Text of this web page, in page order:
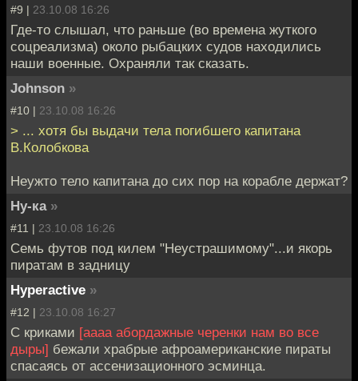
#9 | 23.10.08 16:26
Где-то слышал, что раньше (во времена жуткого
соцреализма) около рыбацких судов находились
наши военные. Охраняли так сказать.
Johnson »
#10 | 23.10.08 16:26
> ... хотя бы выдачи тела погибшего капитана
В.Колобкова
Неужто тело капитана до сих пор на корабле держат?
Ну-ка »
#11 | 23.10.08 16:26
Семь футов под килем "Неустрашимому"...и якорь
пиратам в задницу
Hyperactive »
#12 | 23.10.08 16:27
С криками [аааа абордажные черенки нам во все
дыры] бежали храбрые афроамериканские пираты
спасаясь от ассенизационного эсминца.